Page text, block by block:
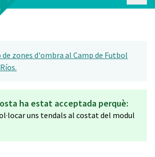
de zones d'ombra al Camp de Futbol
ha estat acceptada perquè:
uns tendals al costat del modul